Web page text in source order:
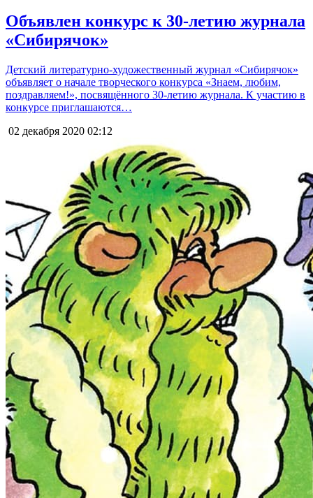
Объявлен конкурс к 30-летию журнала
«Сибирячок»
Детский литературно-художественный журнал «Сибирячок»
объявляет о начале творческого конкурса «Знаем, любим,
поздравляем!», посвящённого 30-летию журнала. К участию в
конкурсе приглашаются…
02 декабря 2020 02:12